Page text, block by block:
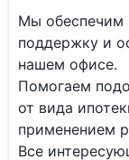
Мы обеспечим
поддержку и
нашем офисе.
Помогаем
от вида
применением
Все